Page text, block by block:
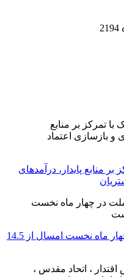
بر منابع پایدار، درآمدهای
حق بیمه تولیدی بیمه ملت در چهار ماه نخست امسال از 14.5